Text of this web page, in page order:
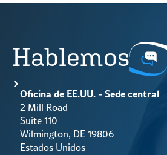
Hablemos
Oficina de EE.UU. - Sede central
2 Mill Road
Suite 110
Wilmington, DE 19806
Estados Unidos